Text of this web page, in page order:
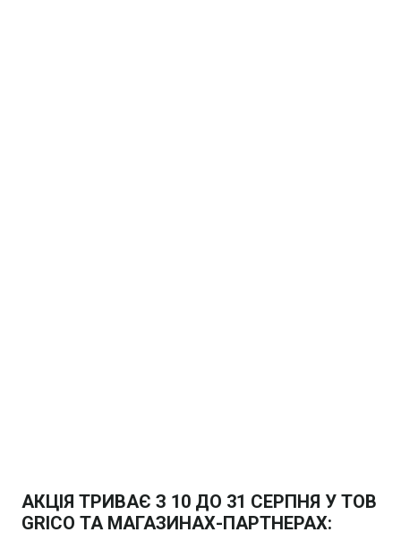
АКЦІЯ ТРИВАЄ З 10 ДО 31 СЕРПНЯ У ТОВ
GRICO ТА МАГАЗИНАХ-ПАРТНЕРАХ: